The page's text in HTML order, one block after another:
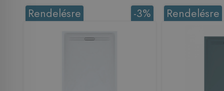
-3%
Rendelésre Rendelésre